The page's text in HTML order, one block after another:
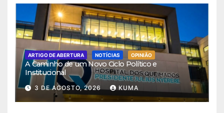
ARTIGO DE ABERTURA NOTÍCIAS OPINIÃO
A Caminho de um Novo Ciclo Político e
Institucional
3 DE AGOSTO, 2026 KUMA